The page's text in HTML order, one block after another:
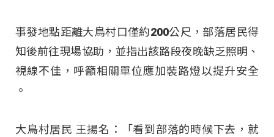
事發地點距離大鳥村口僅約200公尺，部落居民得
知後前往現場協助，並指出該路段夜晚缺乏照明、
視線不佳，呼籲相關單位應加裝路燈以提升安全
。
大鳥村居民 王揚名：「看到部落的時候下去，就